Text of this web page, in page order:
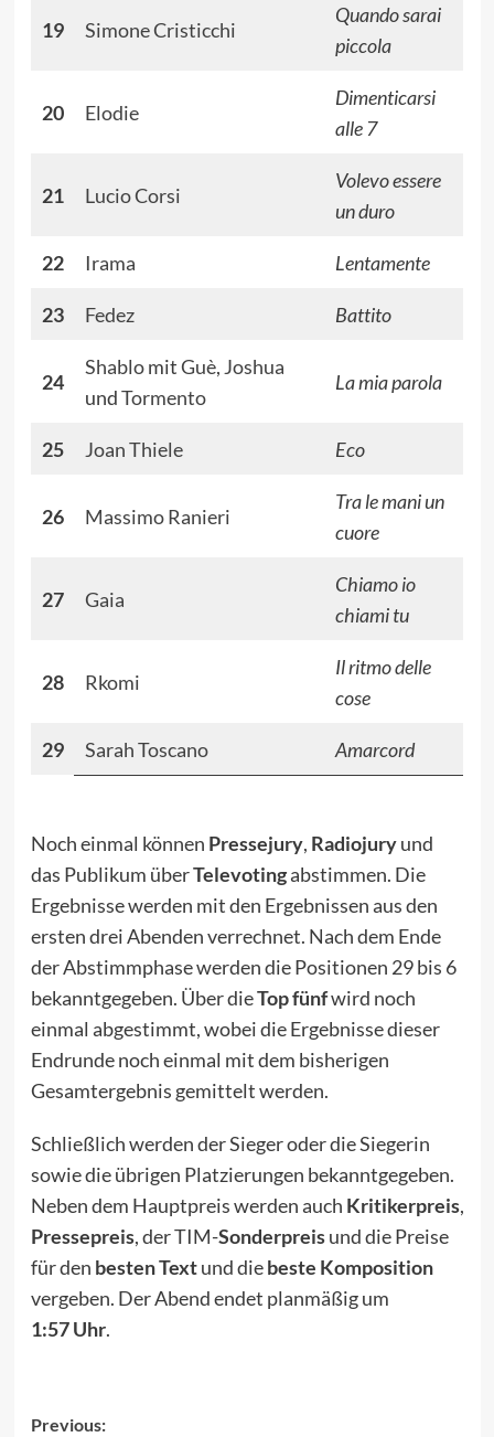
19 Simone Cristicchi
Quando sarai
piccola
20 Elodie
Dimenticarsi
alle 7
21 Lucio Corsi
Volevo essere
un duro
22 Irama Lentamente
23 Fedez Battito
24
ShablomitGuè, Joshua
undTormento
La mia parola
25 Joan Thiele Eco
26 Massimo Ranieri
Tra le mani un
cuore
27 Gaia
Chiamo io
chiami tu
28 Rkomi
Il ritmo delle
cose
29 Sarah Toscano Amarcord
Noch einmal können Pressejury, Radiojuryund
das Publikum überTelevotingabstimmen. Die
Ergebnisse werden mit den Ergebnissen aus den
ersten drei Abenden verrechnet. Nach dem Ende
der Abstimmphase werden die Positionen 29 bis 6
bekanntgegeben. Über dieTop fünfwird noch
einmal abgestimmt, wobei die Ergebnisse dieser
Endrunde noch einmal mit dem bisherigen
Gesamtergebnis gemittelt werden.
Schließlich werden der Sieger oder die Siegerin
sowie die übrigen Platzierungen bekanntgegeben.
Neben dem Hauptpreis werden auch Kritikerpreis,
Pressepreis, der TIM-Sonderpreisund die Preise
für den besten Textund diebeste Komposition
vergeben. Der Abend endet planmäßig um
1:57 Uhr.
Previous: